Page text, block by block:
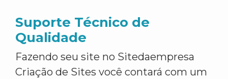
Suporte Técnico de
Qualidade
Fazendo seu site no Sitedaempresa
Criação de Sites você contará com um